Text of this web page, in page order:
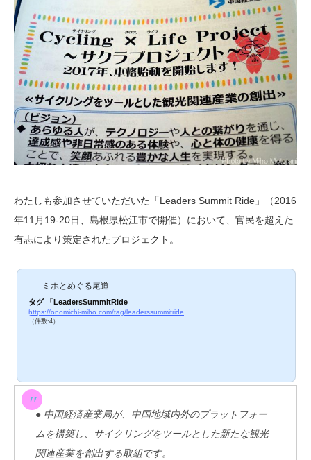
わたしも参加させていただいた「Leaders Summit Ride」（2016
年11月19-20日、島根県松江市で開催）において、官民を超えた
有志により策定されたプロジェクト。
ミホとめぐる尾道
タグ 「LeadersSummitRide」
https://onomichi-miho.com/tag/leaderssummitride
（件数:4）
● 中国経済産業局が、中国地域内外のプラットフォー
ムを構築し、サイクリングをツールとした新たな観光
関連産業を創出する取組です。